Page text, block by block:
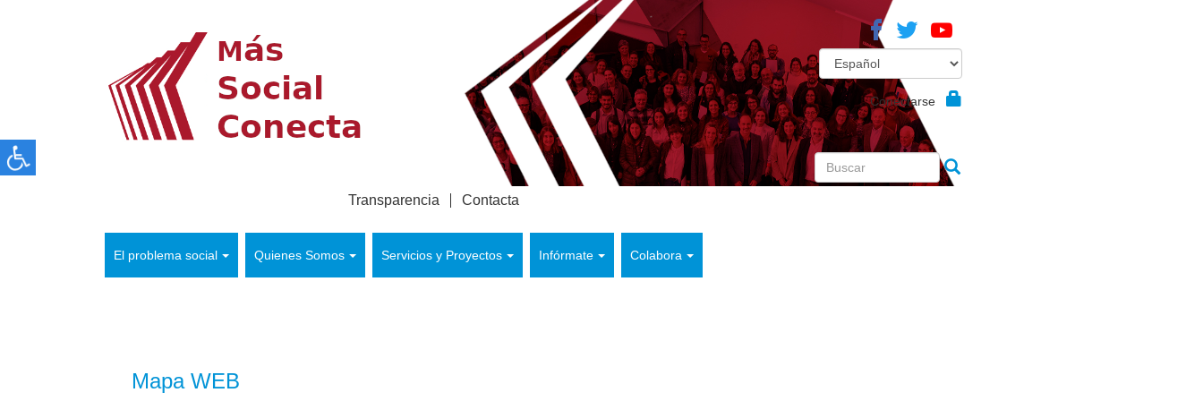
Conectarse
El problema social Quienes Somos Servicios y Proyectos Infórmate Colabora
Transparencia Contacta
Mapa WEB